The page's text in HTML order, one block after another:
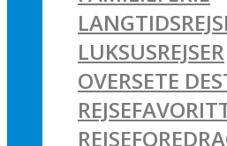
LUKSUSREJSER
OVERSETE